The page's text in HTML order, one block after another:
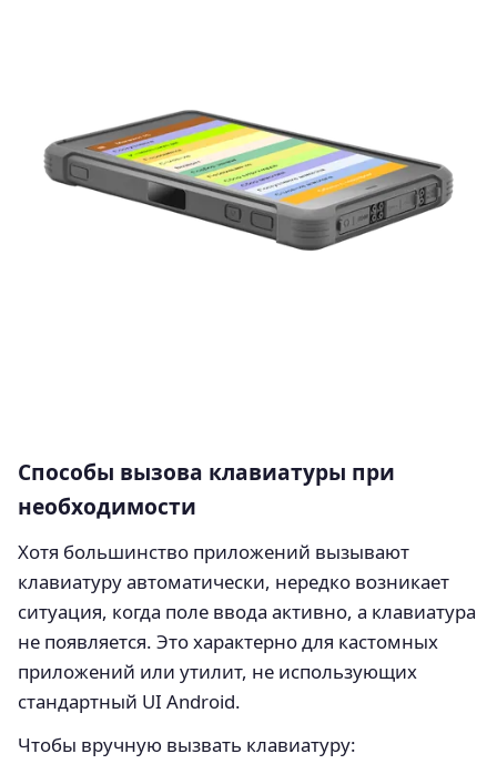
Способы вызова клавиатуры при
необходимости
Хотя большинство приложений вызывают
клавиатуру автоматически, нередко возникает
ситуация, когда поле ввода активно, а клавиатура
не появляется. Это характерно для кастомных
приложений или утилит, не использующих
стандартный UI Android.
Чтобы вручную вызвать клавиатуру: